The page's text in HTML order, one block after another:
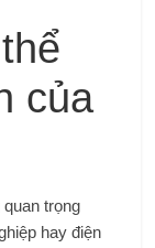
của
trọng
hay điện